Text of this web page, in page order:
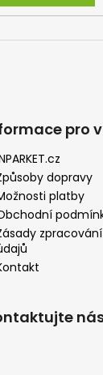
pro
dopravy
platby